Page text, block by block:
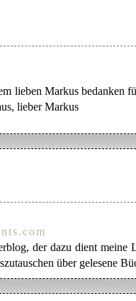
lieben Markus bedanken
lieber Markus
der dazu dient meine
über gelesene